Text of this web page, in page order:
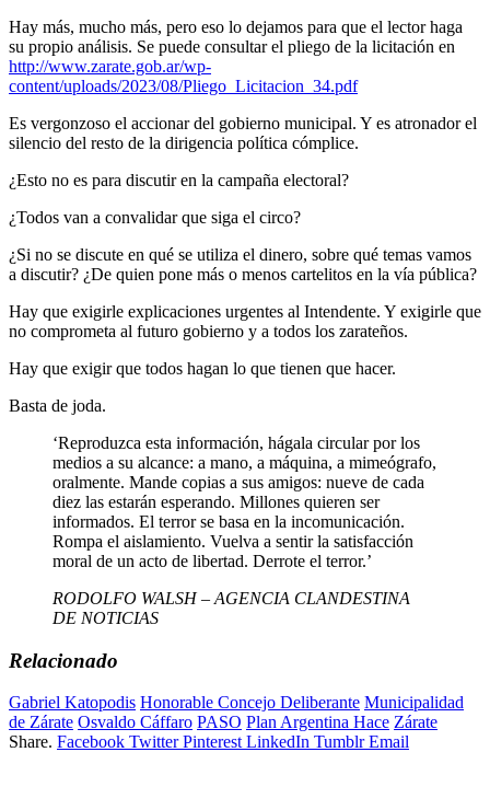
Hay más, mucho más, pero eso lo dejamos para que el lector haga
su propio análisis. Se puede consultar el pliego de la licitación en
http://www.zarate.gob.ar/wp-
content/uploads/2023/08/Pliego_Licitacion_34.pdf
Es vergonzoso el accionar del gobierno municipal. Y es atronador el
silencio del resto de la dirigencia política cómplice.
¿Esto no es para discutir en la campaña electoral?
¿Todos van a convalidar que siga el circo?
¿Si no se discute en qué se utiliza el dinero, sobre qué temas vamos
a discutir? ¿De quien pone más o menos cartelitos en la vía pública?
Hay que exigirle explicaciones urgentes al Intendente. Y exigirle que
no comprometa al futuro gobierno y a todos los zarateños.
Hay que exigir que todos hagan lo que tienen que hacer.
Basta de joda.
‘Reproduzca esta información, hágala circular por los
medios a su alcance: a mano, a máquina, a mimeógrafo,
oralmente. Mande copias a sus amigos: nueve de cada
diez las estarán esperando. Millones quieren ser
informados. El terror se basa en la incomunicación.
Rompa el aislamiento. Vuelva a sentir la satisfacción
moral de un acto de libertad. Derrote el terror.’
RODOLFO WALSH – AGENCIA CLANDESTINA
DE NOTICIAS
Relacionado
Gabriel Katopodis Honorable Concejo Deliberante Municipalidad
de Zárate Osvaldo Cáffaro PASO Plan Argentina Hace Zárate
Share. Facebook Twitter Pinterest LinkedIn Tumblr Email